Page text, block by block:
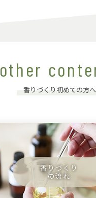
other
香りづくり初めての方へ